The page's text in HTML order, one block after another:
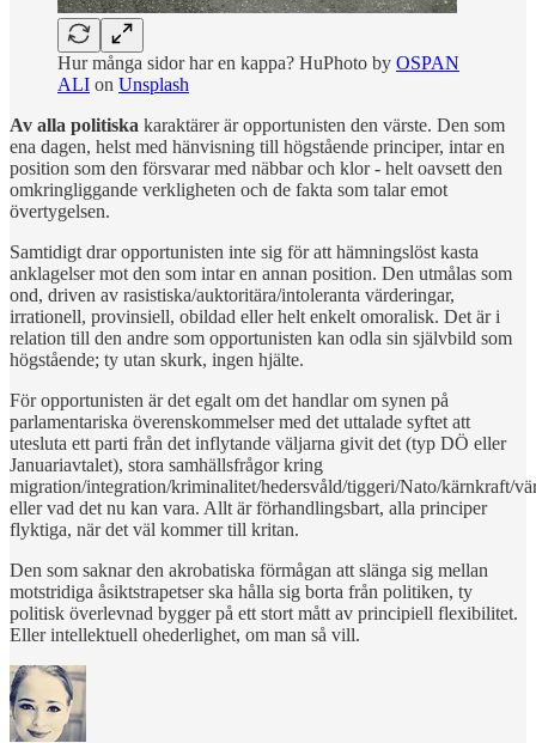
Hur många sidor har en kappa? HuPhoto by OSPAN
ALI on Unsplash
Av alla politiska karaktärer är opportunisten den värste. Den som
ena dagen, helst med hänvisning till högstående principer, intar en
position som den försvarar med näbbar och klor - helt oavsett den
omkringliggande verkligheten och de fakta som talar emot
övertygelsen.
Samtidigt drar opportunisten inte sig för att hämningslöst kasta
anklagelser mot den som intar en annan position. Den utmålas som
ond, driven av rasistiska/auktoritära/intoleranta värderingar,
irrationell, provinsiell, obildad eller helt enkelt omoralisk. Det är i
relation till den andre som opportunisten kan odla sin självbild som
högstående; ty utan skurk, ingen hjälte.
För opportunisten är det egalt om det handlar om synen på
parlamentariska överenskommelser med det uttalade syftet att
utesluta ett parti från det inflytande väljarna givit det (typ DÖ eller
Januariavtalet), stora samhällsfrågor kring
migration/integration/kriminalitet/hedersvåld/tiggeri/Nato/kärnkraft/
eller vad det nu kan vara. Allt är förhandlingsbart, alla principer
flyktiga, när det väl kommer till kritan.
Den som saknar den akrobatiska förmågan att slänga sig mellan
motstridiga åsiktstrapetser ska hålla sig borta från politiken, ty
politisk överlevnad bygger på ett stort mått av principiell flexibilitet.
Eller intellektuell ohederlighet, om man så vill.